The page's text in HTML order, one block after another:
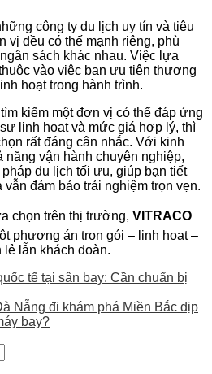
công ty du lịch uy tín và tiêu
vị đều có thế mạnh riêng, phù
sách khác nhau. Việc lựa
vào việc bạn ưu tiên thương
hoạt trong hành trình.
kiếm một đơn vị có thể đáp ứng
linh hoạt và mức giá hợp lý, thì
rất đáng cân nhắc. Với kinh
năng vận hành chuyên nghiệp,
du lịch tối ưu, giúp bạn tiết
đảm bảo trải nghiệm trọn vẹn.
chọn trên thị trường, VITRACO
phương án trọn gói – linh hoạt –
lẻ lẫn khách đoàn.
tế tại sân bay: Cần chuẩn bị
Nẵng đi khám phá Miền Bắc dịp
bay?